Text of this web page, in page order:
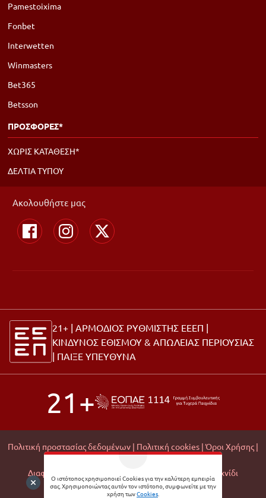
Ο ιστότοπος χρησιμοποιεί Cookies για την καλύτερη εμπειρία
σας. Χρησιμοποιώντας αυτόν τον ιστότοπο, συμφωνείτε με την
χρήση τωνCookies.
Pamestoixima
Fonbet
Interwetten
Winmasters
Bet365
Betsson
ΠΡΟΣΦΟΡΕΣ*
ΧΩΡΙΣ ΚΑΤΑΘΕΣΗ*
ΔΕΛΤΙΑ ΤΥΠΟΥ
Ακολουθήστε μας
21+ | ΑΡΜΟΔΙΟΣ ΡΥΘΜΙΣΤΗΣ ΕΕΕΠ |
ΚΙΝΔΥΝΟΣ ΕΘΙΣΜΟΥ & ΑΠΩΛΕΙΑΣ ΠΕΡΙΟΥΣΙΑΣ
| ΠΑΙΞΕ ΥΠΕΥΘΥΝΑ
21+
Πολιτική προστασίας δεδομένων | Πολιτική cookies | Όροι Χρήσης |
Διαφάνεια Εμπορικών Συνεργασιών |
Υπεύθυνο Παιχνίδι
© 2026 Matchmoney